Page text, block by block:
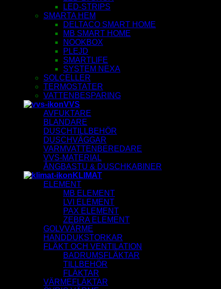
LED-STRIPS
SMARTA HEM
DELTACO SMART HOME
MB SMART HOME
NOOKBOX
PLEJD
SMARTLIFE
SYSTEM NEXA
SOLCELLER
TERMOSTATER
VATTENBESPARING
VVS
AVFUKTARE
BLANDARE
DUSCHTILLBEHÖR
DUSCHVÄGGAR
VARMVATTENBEREDARE
VVS-MATERIAL
ÅNGBASTU & DUSCHKABINER
KLIMAT
ELEMENT
MB ELEMENT
LVI ELEMENT
PAX ELEMENT
ZEBRA ELEMENT
GOLVVÄRME
HANDDUKSTORKAR
FLÄKT OCH VENTILATION
BADRUMSFLÄKTAR
TILLBEHÖR
FLÄKTAR
VÄRMEFLÄKTAR